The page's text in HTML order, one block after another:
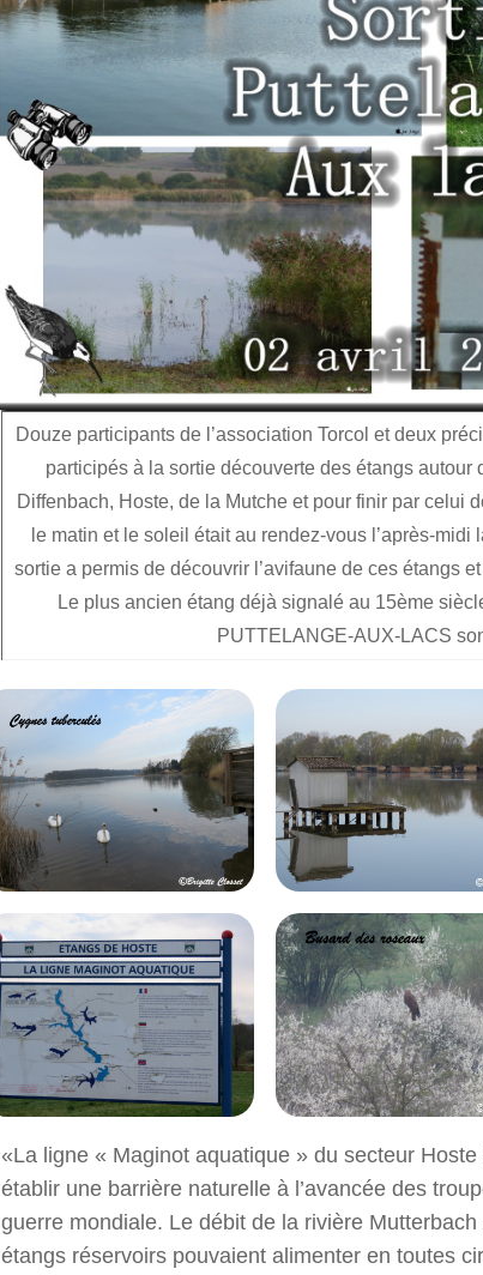
Douze participants de l’association Torcol et deux
participés à la sortie découverte des étangs autour
Diffenbach, Hoste, de la Mutche et pour finir par celui
le matin et le soleil était au rendez-vous l’après-midi
sortie a permis de découvrir l’avifaune de ces étangs
Le plus ancien étang déjà signalé au 15ème
PUTTELANGE-AUX-LACS
«La ligne « Maginot aquatique » du secteur
établir une barrière naturelle à l’avancée des
guerre mondiale. Le débit de la rivière
étangs réservoirs pouvaient alimenter en toutes